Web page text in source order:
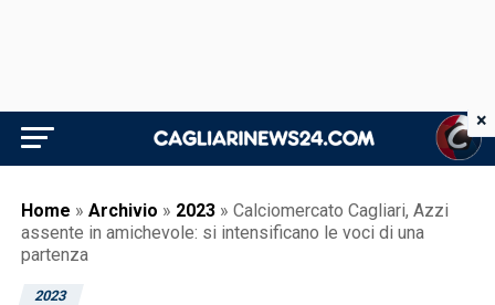
Home » Archivio » 2023 » Calciomercato Cagliari, Azzi
assente in amichevole: si intensificano le voci di una
partenza
2023
×